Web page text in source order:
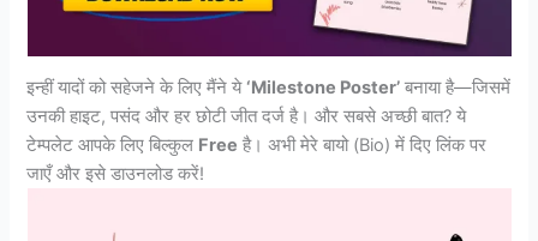
इन्हीं यादों को सहेजने के लिए मैंने ये ‘Milestone Poster’ बनाया है—जिसमें
उनकी हाइट, पसंद और हर छोटी जीत दर्ज है। और सबसे अच्छी बात? ये
टेम्पलेट आपके लिए बिल्कुल Free है। अभी मेरे बायो (Bio) में दिए लिंक पर
जाएँ और इसे डाउनलोड करें!